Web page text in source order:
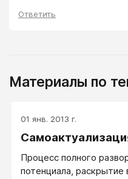
Ответить
Материалы по
01 янв. 2013 г.
Процесс полного
потенциала, раскрытие